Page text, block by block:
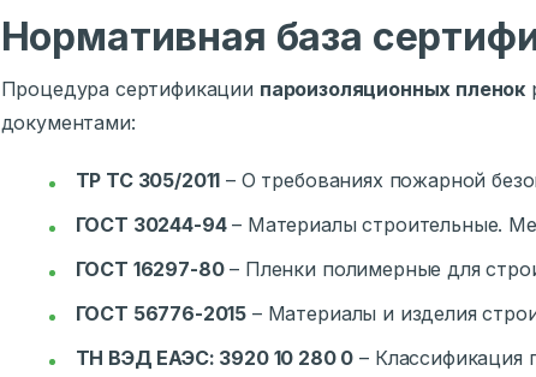
Нормативная база
Процедура сертификации пароизоляционных пленок
документами:
ТР ТС 305/2011 – О требованиях пожарной
ГОСТ 30244-94– Материалы строительные.
ГОСТ 16297-80– Пленки полимерные для
ГОСТ 56776-2015 – Материалы и изделия
ТН ВЭД ЕАЭС: 3920 10 280 0 – Классификация